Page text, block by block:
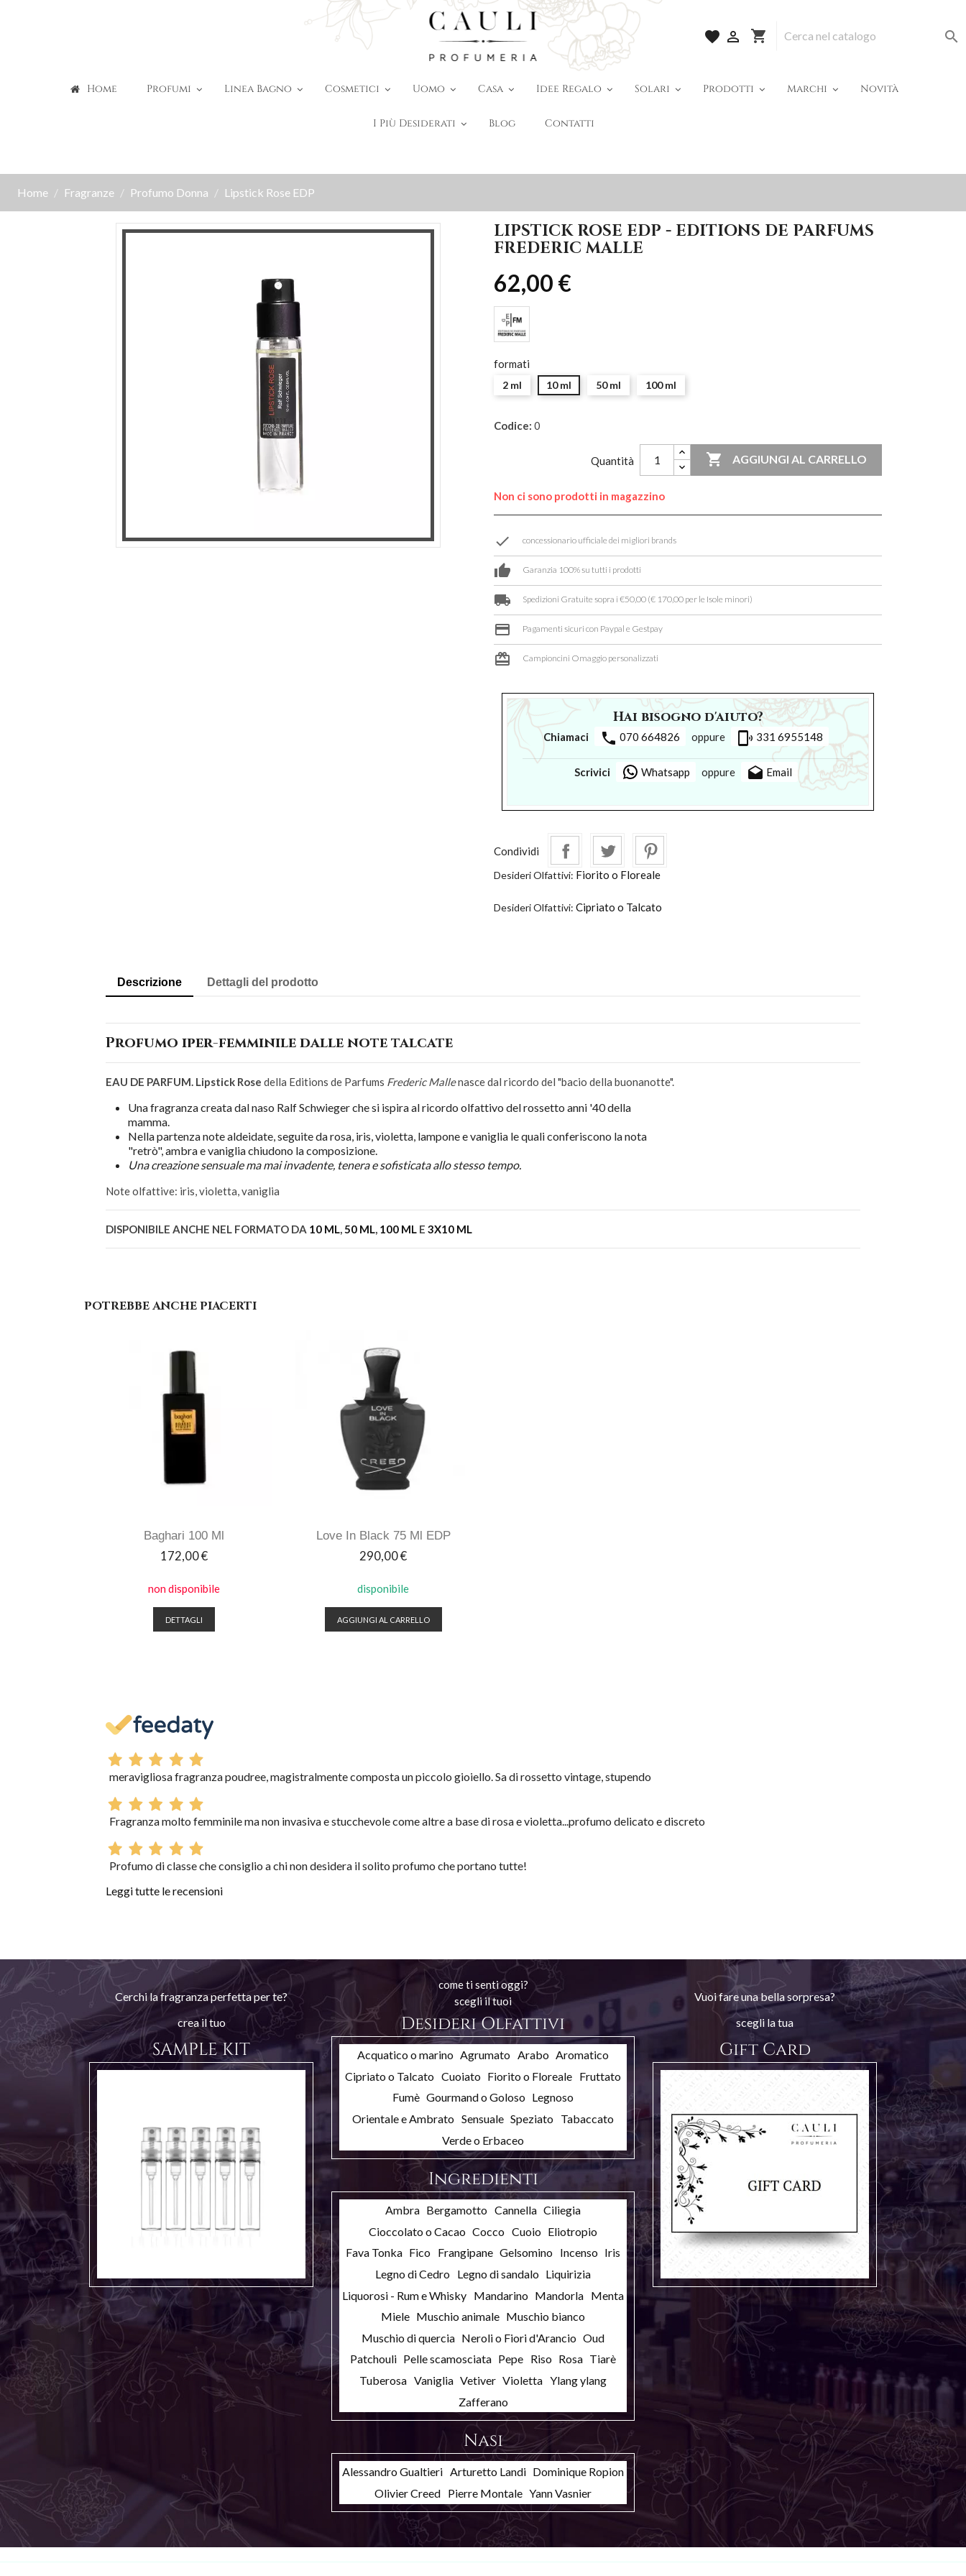
favorite  shopping_cart 
Home Profumi Linea Bagno Cosmetici Uomo Casa Idee Regalo Solari Prodotti Marchi Novità
I Più Desiderati Blog Contatti
Home Fragranze Profumo Donna Lipstick Rose EDP
LIPSTICK ROSE EDP - EDITIONS DE PARFUMS
FREDERIC MALLE
62,00 €
formati
2 ml 10 ml 50 ml 100 ml
Codice: 0
Quantità  AGGIUNGI AL CARRELLO
Non ci sono prodotti in magazzino
done concessionario ufficiale dei migliori brands
thumb_up Garanzia 100% su tutti i prodotti
local_shipping Spedizioni Gratuite sopra i €50,00 (€ 170,00 per le Isole minori)
credit_card Pagamenti sicuri con Paypal e Gestpay
card_giftcard Campioncini Omaggio personalizzati
Hai bisogno d'aiuto?
Chiamaci phone 070 664826 oppure phonelink_ring 331 6955148
Scrivici Whatsapp oppure drafts Email
Condividi
Desideri Olfattivi: Fiorito o Floreale
Desideri Olfattivi: Cipriato o Talcato
Descrizione Dettagli del prodotto
Profumo iper-femminile dalle note talcate
EAU DE PARFUM. Lipstick Rose della Editions de Parfums Frederic Mallenasce dal ricordo del "bacio della buonanotte".
Una fragranza creata dal naso Ralf Schwieger che si ispira al ricordo olfattivo del rossetto anni '40 della
mamma.
Nella partenza note aldeidate, seguite da rosa, iris, violetta, lampone e vaniglia le quali conferiscono la nota
"retrò", ambra e vaniglia chiudono la composizione.
Una creazione sensuale ma mai invadente, tenera e sofisticata allo stesso tempo.
Note olfattive: iris, violetta, vaniglia
DISPONIBILE ANCHE NEL FORMATO DA 10 ML,50 ML, 100 ML E 3X10 ML
POTREBBE ANCHE PIACERTI
Baghari 100 Ml
Prezzo
172,00 €
non disponibile
DETTAGLI
Love In Black 75 Ml EDP
Prezzo
290,00 €
disponibile
AGGIUNGI AL CARRELLO
meravigliosa fragranza poudree, magistralmente composta un piccolo gioiello. Sa di rossetto vintage, stupendo
Fragranza molto femminile ma non invasiva e stucchevole come altre a base di rosa e violetta...profumo delicato e discreto
Profumo di classe che consiglio a chi non desidera il solito profumo che portano tutte!
Leggi tutte le recensioni
Cerchi la fragranza perfetta per te?
crea il tuo
SAMPLE KIT
come ti senti oggi?
scegli il tuoi
Desideri Olfattivi
Acquatico o marino Agrumato Arabo Aromatico
Cipriato o Talcato Cuoiato Fiorito o Floreale Fruttato
Fumè Gourmand o Goloso Legnoso
Orientale e Ambrato Sensuale Speziato Tabaccato
Verde o Erbaceo
Ingredienti
Ambra Bergamotto Cannella Ciliegia
Cioccolato o Cacao Cocco Cuoio Eliotropio
Fava Tonka Fico Frangipane Gelsomino Incenso Iris
Legno di Cedro Legno di sandalo Liquirizia
Liquorosi - Rum e Whisky Mandarino Mandorla Menta
Miele Muschio animale Muschio bianco
Muschio di quercia Neroli o Fiori d'Arancio Oud
Patchouli Pelle scamosciata Pepe Riso Rosa Tiarè
Tuberosa Vaniglia Vetiver Violetta Ylang ylang
Zafferano
Nasi
Alessandro Gualtieri Arturetto Landi Dominique Ropion
Olivier Creed Pierre Montale Yann Vasnier
Vuoi fare una bella sorpresa?
scegli la tua
Gift Card